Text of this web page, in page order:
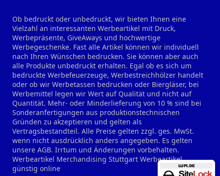
Ob bedruckt oder unbedruckt, wir bieten Ihnen eine
Vielzahl an interessanten Werbeartikel mit Druck,
Werbepräsente, GiveAways und hochwertige
Werbegeschenke. Fast alle Artikel können wir individuell
nach Ihren Wünschen bedrucken. Sie können aber auch
alle Produkte unbedruckt erhalten. Egal ob es sich um
bedruckte Werbefeuerzeuge, Werbestreichhölzer handelt
oder ob wir Werbetassen bedrucken oder Biergläser, bei
Werbemittel legen wir Wert auf Qualität und nicht auf
Quantität. Mehr- oder Minderlieferung von 10 % sind bei
Sonderanfertigungen aus produktionstechnischen
Gründen zu akzeptieren und gelten als
Vertragsbestandteil. Alle Preise gelten zzgl. ges. MwSt.
wenn nicht ausdrücklich anders angegeben. Es gelten
unsere AGB. Irrtum und Änderungen vorbehalten.
Werbeartikel Merchandising Stuttgart Werbeartikel
günstig online